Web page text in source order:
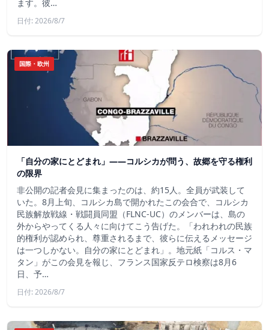
ます。彼…
日付: 2026/8/7
国際・欧州
「自分の家にとどまれ」——コルシカが問う、故郷を守る権利
の限界
非公開の記者会見に集まったのは、約15人。全員が武装して
いた。8月上旬、コルシカ島で開かれたこの会合で、コルシカ
民族解放戦線・戦闘員同盟（FLNC-UC）のメンバーは、島の
外からやってくる人々に向けてこう告げた。「われわれの民族
的権利が認められ、尊重されるまで、彼らに伝えるメッセージ
は一つしかない。自分の家にとどまれ」。地元紙「コルス・マ
タン」がこの会見を報じ、フランス国家反テロ検察は8月6
日、予…
日付: 2026/8/7